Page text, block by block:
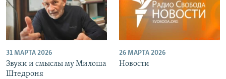
31 МАРТА 2026
Звуки и смыслы му Милоша
Штедроня
26 МАРТА 2026
Новости